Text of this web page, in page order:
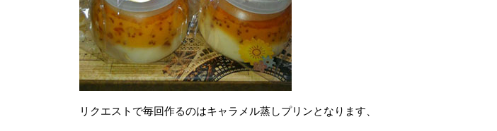
リクエストで毎回作るのはキャラメル蒸しプリンとなります、